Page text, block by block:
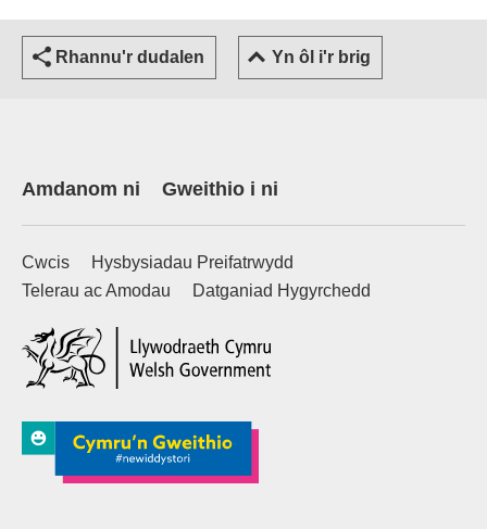
Rhannu'r dudalen Yn ôl i'r brig
Amdanom ni Gweithio i ni
Cwcis
Hysbysiadau Preifatrwydd
Telerau ac Amodau
Datganiad Hygyrchedd
(external websiteCY)